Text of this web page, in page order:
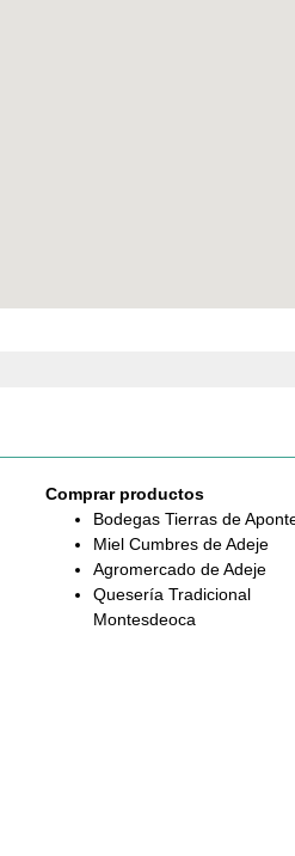
Comprar productos
Bodegas Tierras de
Miel Cumbres de Adeje
Agromercado de Adeje
Quesería Tradicional
Montesdeoca